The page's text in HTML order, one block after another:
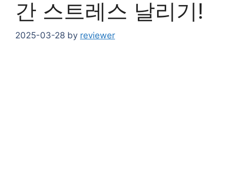
간 스트레스 날리기!
2025-03-28 by reviewer